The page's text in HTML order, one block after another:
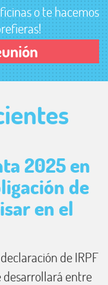
o te hacemos
2025 en
de
en el
de IRPF
desarrollará entre